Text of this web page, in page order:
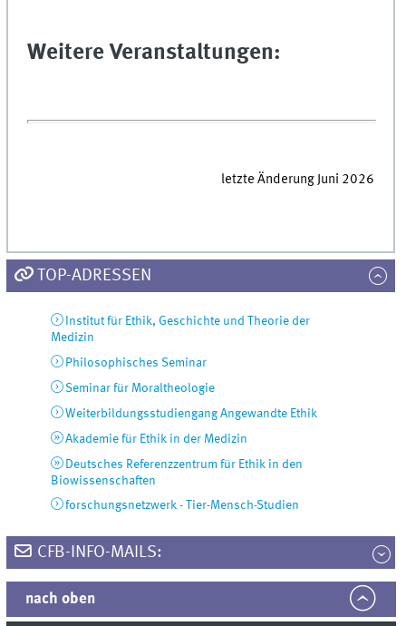
Weitere Veranstaltungen:
letzte Änderung Juni 2026
TOP-ADRESSEN
Institut für Ethik, Geschichte und Theorie der
Medizin
Philosophisches Seminar
Seminar für Moraltheologie
Weiterbildungsstudiengang Angewandte Ethik
Akademie für Ethik in der Medizin
Deutsches Referenzzentrum für Ethik in den
Biowissenschaften
forschungsnetzwerk - Tier-Mensch-Studien
CFB-INFO-MAILS:
nach oben